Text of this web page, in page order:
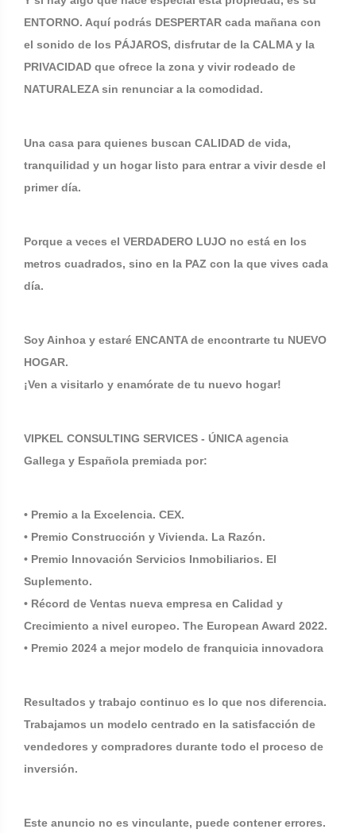
ENTORNO. Aquí podrás DESPERTAR cada mañana con
el sonido de los PÁJAROS, disfrutar de la CALMA y la
PRIVACIDAD que ofrece la zona y vivir rodeado de
NATURALEZA sin renunciar a la comodidad.
Una casa para quienes buscan CALIDAD de vida,
tranquilidad y un hogar listo para entrar a vivir desde el
primer día.
Porque a veces el VERDADERO LUJO no está en los
metros cuadrados, sino en la PAZ con la que vives cada
día.
Soy Ainhoa y estaré ENCANTA de encontrarte tu NUEVO
HOGAR.
¡Ven a visitarlo y enamórate de tu nuevo hogar!
VIPKEL CONSULTING SERVICES - ÚNICA agencia
Gallega y Española premiada por:
• Premio a la Excelencia. CEX.
• Premio Construcción y Vivienda. La Razón.
• Premio Innovación Servicios Inmobiliarios. El
Suplemento.
• Récord de Ventas nueva empresa en Calidad y
Crecimiento a nivel europeo. The European Award 2022.
• Premio 2024 a mejor modelo de franquicia innovadora
Resultados y trabajo continuo es lo que nos diferencia.
Trabajamos un modelo centrado en la satisfacción de
vendedores y compradores durante todo el proceso de
inversión.
Este anuncio no es vinculante, puede contener errores.